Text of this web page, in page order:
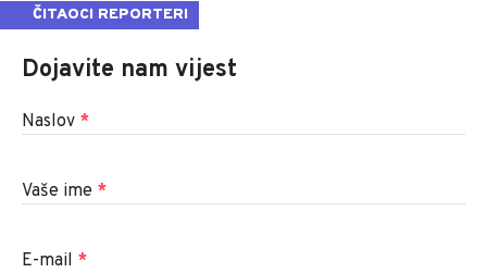
ČITAOCI REPORTERI
Dojavite nam vijest
Naslov *
Vaše ime *
E-mail *